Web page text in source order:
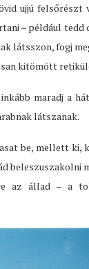
ujjú felsőrészt
– például tedd
látsszon, fogj
kitömött
maradj a
látszanak.
be, mellett ki,
beleszuszakolni
az állad – a